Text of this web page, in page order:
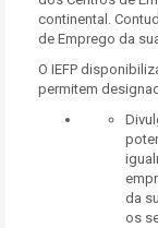
continental.
de Emprego da
O IEFP
permitem
da
os